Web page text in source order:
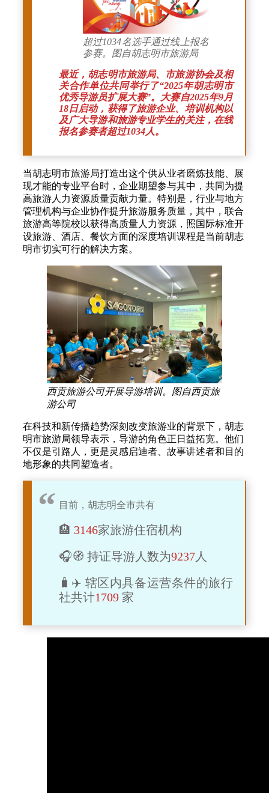
超过1034名选手通过线上报名
参赛。图自胡志明市旅游局
最近，胡志明市旅游局、市旅游协会及相
关合作单位共同举行了“2025年胡志明市
优秀导游员扩展大赛”。大赛自2025年9月
18日启动，获得了旅游企业、培训机构以
及广大导游和旅游专业学生的关注，在线
报名参赛者超过1034人。
当胡志明市旅游局打造出这个供从业者磨炼技能、展
现才能的专业平台时，企业期望参与其中，共同为提
高旅游人力资源质量贡献力量。特别是，行业与地方
管理机构与企业协作提升旅游服务质量，其中，联合
旅游高等院校以获得高质量人力资源，照国际标准开
设旅游、酒店、餐饮方面的深度培训课程是当前胡志
明市切实可行的解决方案。
西贡旅游公司开展导游培训。图自西贡旅
游公司
在科技和新传播趋势深刻改变旅游业的背景下，胡志
明市旅游局领导表示，导游的角色正日益拓宽。他们
不仅是引路人，更是灵感启迪者、故事讲述者和目的
地形象的共同塑造者。
目前，胡志明全市共有
🏨 3146家旅游住宿机构
🎧🧭 持证导游人数为9237人
🧳✈️ 辖区内具备运营条件的旅行
社共计1709 家